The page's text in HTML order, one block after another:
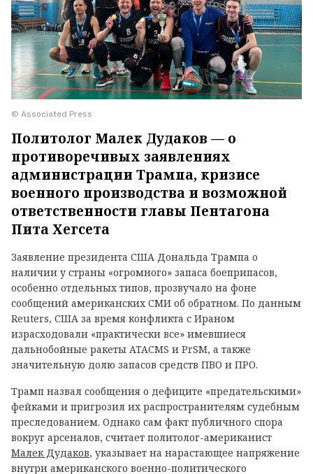
© Associated Press
Политолог Малек Дудаков — о
противоречивых заявлениях
администрации Трампа, кризисе
военного производства и возможной
ответственности главы Пентагона
Пита Хегсета
Заявление президента США Дональда Трампа о
наличии у страны «огромного» запаса боеприпасов,
особенно отдельных типов, прозвучало на фоне
сообщений американских СМИ об обратном. По данным
Reuters, США за время конфликта с Ираном
израсходовали «практически все» имевшиеся
дальнобойные ракеты ATACMS и PrSM, а также
значительную долю запасов средств ПВО и ПРО.
Трамп назвал сообщения о дефиците «предательскими»
фейками и пригрозил их распространителям судебным
преследованием. Однако сам факт публичного спора
вокруг арсеналов, считает политолог-американист
Малек Дудаков, указывает на нарастающее напряжение
внутри американского военно-политического